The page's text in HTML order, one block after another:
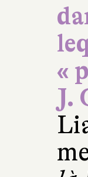
«
J.